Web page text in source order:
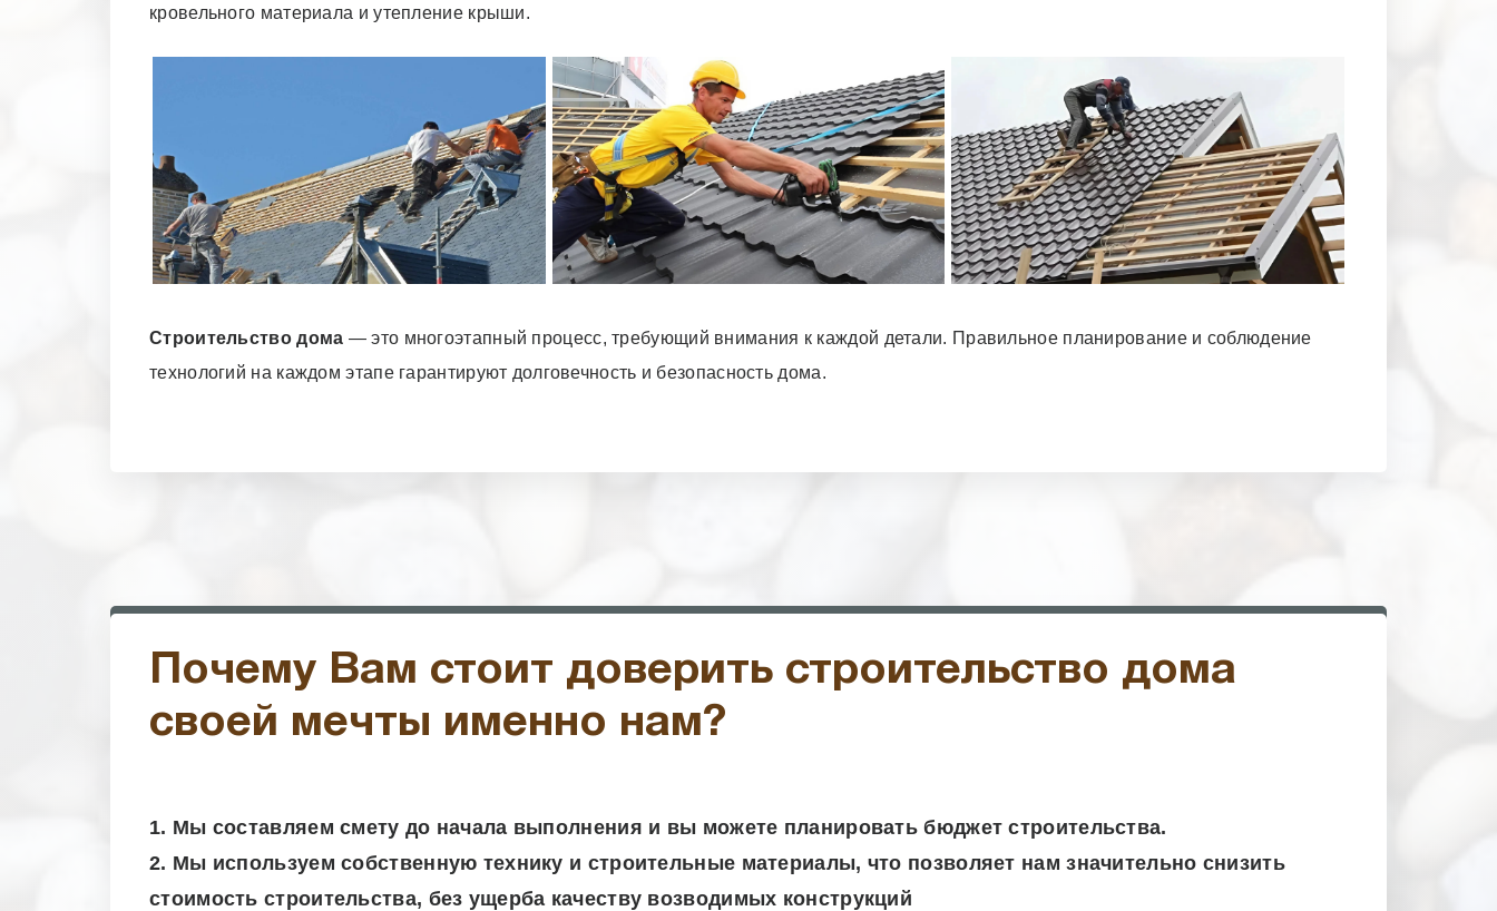
кровельного материала и утепление крыши.
Строительство дома — это многоэтапный процесс, требующий внимания к каждой детали. Правильное планирование и соблюдение
технологий на каждом этапе гарантируют долговечность и безопасность дома.
Почему Вам стоит доверить строительство дома
своей мечты именно нам?
1. Мы составляем смету до начала выполнения и вы можете планировать бюджет строительства.
2. Мы используем собственную технику и строительные материалы, что позволяет нам значительно снизить
стоимость строительства, без ущерба качеству возводимых конструкций